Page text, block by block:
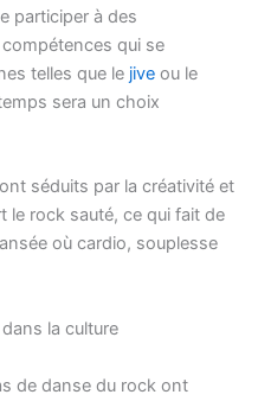
participer à des
qui se
telles que le jive ou le
sera un choix
séduits par la créativité et
le rock sauté, ce qui fait de
où cardio, souplesse
la culture
de danse du rock ont